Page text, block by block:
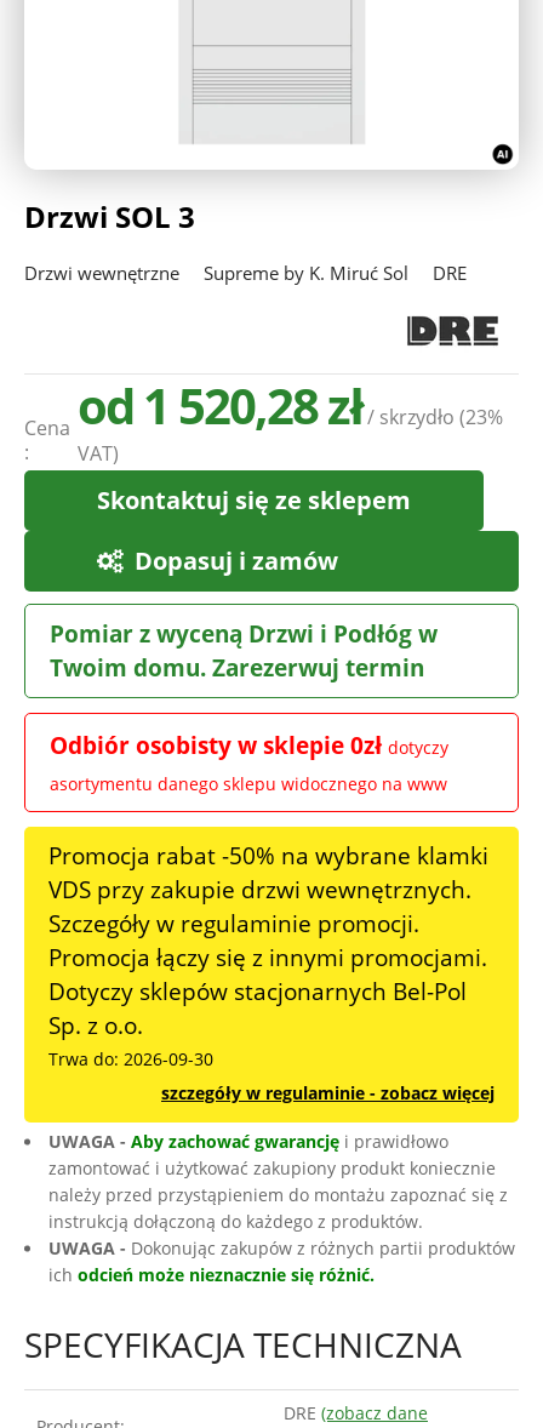
Deweloperzy
Aktualności
Drzwi SOL 3
Drzwi wewnętrzne Supreme by K. Miruć Sol DRE
Cena
:
od 1 520,28 zł/ skrzydło(23%
VAT)
Skontaktuj się ze sklepem
Dopasuj i zamów
Pomiar z wyceną Drzwi i Podłóg w
Twoim domu. Zarezerwuj termin
Odbiór osobisty w sklepie 0zł dotyczy
asortymentu danego sklepu widocznego na www
Promocja rabat -50% na wybrane klamki
VDS przy zakupie drzwi wewnętrznych.
Szczegóły w regulaminie promocji.
Promocja łączy się z innymi promocjami.
Dotyczy sklepów stacjonarnych Bel-Pol
Sp. z o.o.
Trwa do: 2026-09-30
szczegóły w regulaminie - zobacz więcej
UWAGA - Aby zachować gwarancję i prawidłowo
zamontować i użytkować zakupiony produkt koniecznie
należy przed przystąpieniem do montażu zapoznać się z
instrukcją dołączoną do każdego z produktów.
UWAGA - Dokonując zakupów z różnych partii produktów
ich odcień może nieznacznie się różnić.
SPECYFIKACJA TECHNICZNA
DRE (zobacz dane